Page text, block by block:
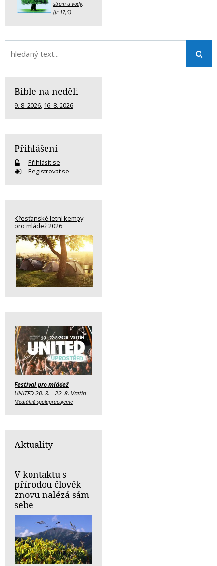
strom u vody.
(Jr 17,5)
Bible na neděli
9. 8. 2026, 16. 8. 2026
Přihlášení
Přihlásit se
Registrovat se
Křesťanské letní kempy
pro mládež 2026
Festival pro mládež
UNITED 20. 8. - 22. 8. Vsetín
Mediálně spolupracujeme
Aktuality
V kontaktu s
přírodou člověk
znovu nalézá sám
sebe